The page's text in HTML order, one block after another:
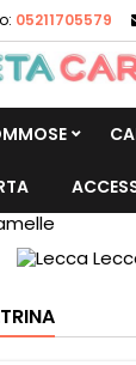
05211705579